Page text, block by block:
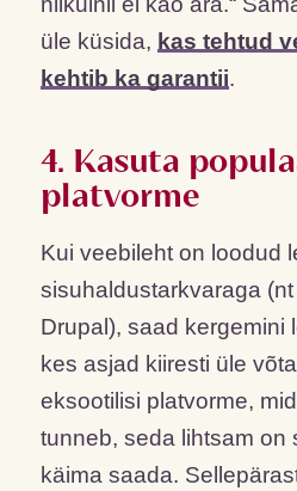
üle küsida, kas tehtud
kehtib ka garantii.
4. Kasuta
platvorme
Kui veebileht on loodud
sisuhaldustarkvaraga
Drupal), saad kergemini
kes asjad kiiresti üle
eksootilisi platvorme,
tunneb, seda lihtsam on
käima saada.